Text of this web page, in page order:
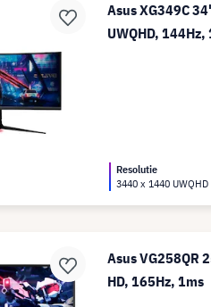
Asus XG349C
UWQHD, 144Hz,
Resolutie
3440 x 1440 UWQHD
Asus VG258QR
HD, 165Hz, 1ms